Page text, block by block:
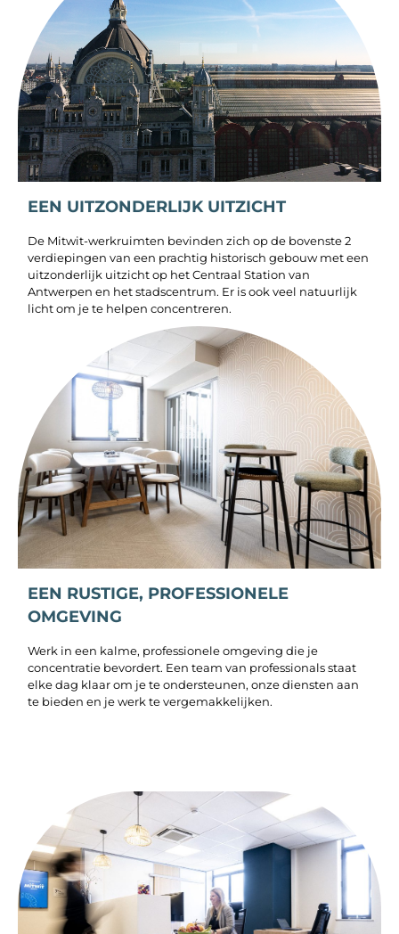
EEN UITZONDERLIJK UITZICHT
De Mitwit-werkruimten bevinden zich op de bovenste 2
verdiepingen van een prachtig historisch gebouw met een
uitzonderlijk uitzicht op het Centraal Station van
Antwerpen en het stadscentrum. Er is ook veel natuurlijk
licht om je te helpen concentreren.
EEN RUSTIGE, PROFESSIONELE
OMGEVING
Werk in een kalme, professionele omgeving die je
concentratie bevordert. Een team van professionals staat
elke dag klaar om je te ondersteunen, onze diensten aan
te bieden en je werk te vergemakkelijken.